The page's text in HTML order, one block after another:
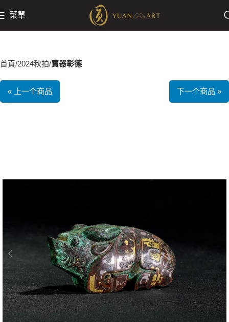
菜單
首頁 2024秋拍 寶器彰德
« 上一个商品 下一个商品 »